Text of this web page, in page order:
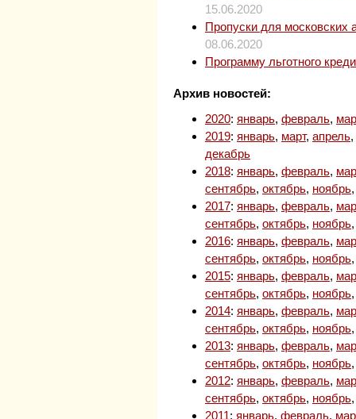
15.06.2020
Пропуски для московских
08.06.2020
Программу льготного
Архив новостей:
2020: январь, февраль,
2019: январь, март, апрель,
декабрь
2018: январь, февраль,
сентябрь, октябрь, ноябрь
2017: январь, февраль,
сентябрь, октябрь, ноябрь
2016: январь, февраль,
сентябрь, октябрь, ноябрь
2015: январь, февраль,
сентябрь, октябрь, ноябрь
2014: январь, февраль,
сентябрь, октябрь, ноябрь
2013: январь, февраль,
сентябрь, октябрь, ноябрь
2012: январь, февраль,
сентябрь, октябрь, ноябрь
2011: январь, февраль,